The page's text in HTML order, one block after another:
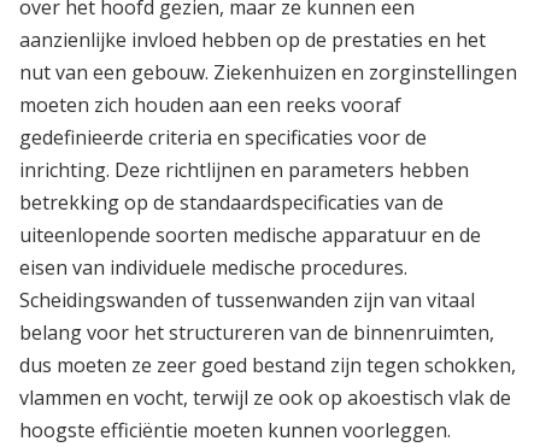
over het hoofd gezien, maar ze kunnen een
aanzienlijke invloed hebben op de prestaties en het
nut van een gebouw. Ziekenhuizen en zorginstellingen
moeten zich houden aan een reeks vooraf
gedefinieerde criteria en specificaties voor de
inrichting. Deze richtlijnen en parameters hebben
betrekking op de standaardspecificaties van de
uiteenlopende soorten medische apparatuur en de
eisen van individuele medische procedures.
Scheidingswanden of tussenwanden zijn van vitaal
belang voor het structureren van de binnenruimten,
dus moeten ze zeer goed bestand zijn tegen schokken,
vlammen en vocht, terwijl ze ook op akoestisch vlak de
hoogste efficiëntie moeten kunnen voorleggen.